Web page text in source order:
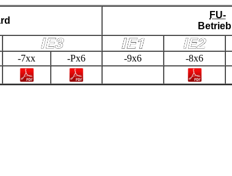
FU-
Betrieb
-7xx -Px6 -9x6 -8x6